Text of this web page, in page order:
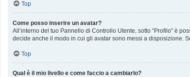
Top
Come posso inserire un avatar?
All’interno del tuo Pannello di Controllo Utente, sotto “Profilo” è
decide anche il modo in cui gli avatar sono messi a disposizione.
Top
Qual è il mio livello e come faccio a cambiarlo?